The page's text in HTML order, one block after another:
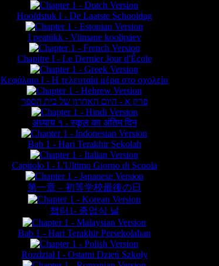
Hoofdstuk I - De Laatste Schooldag
I peatükk - Viimane koolipäev
Chapitre I - Le Dernier Jour d'École
Κεφάλαιο Ι - Η τελευταία μέρα στο σχολείο
פרק א - היום האחרון של בית הספר
अध्याय १ - स्कूल का अंतिम दिन
Bab 1 - Hari Terakhir Sekolah
Capitolo I - L'Ultimo Giorno di Scuola
第一章 – 初等学校最後の日
챕터1- 종업식 날
Bab 1 - Hari Terakhir Persekolahan
Rozdział I - Ostatni Dzień Szkoły